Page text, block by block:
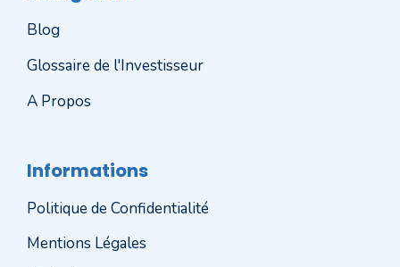
Blog
Glossaire de l'Investisseur
A Propos
Informations
Politique de Confidentialité
Mentions Légales